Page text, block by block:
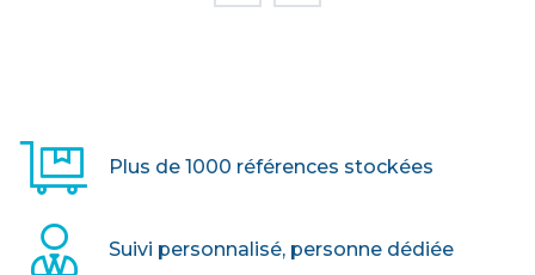
Plus de 1000 références stockées
Suivi personnalisé, personne dédiée